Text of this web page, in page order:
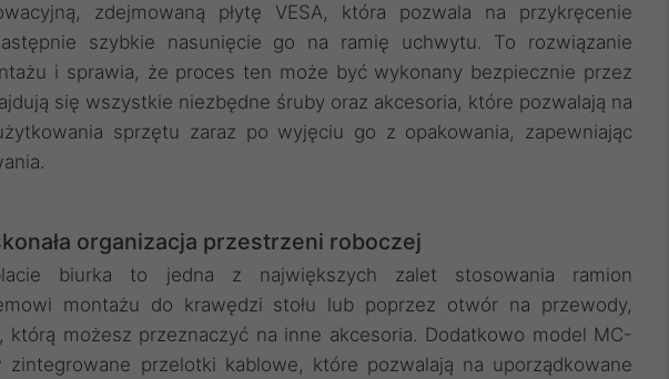
zdejmowaną płytę VESA, która pozwala na przykręcenie
szybkie nasunięcie go na ramię uchwytu. To rozwiązanie
i sprawia, że proces ten może być wykonany bezpiecznie przez
się wszystkie niezbędne śruby oraz akcesoria, które pozwalają na
sprzętu zaraz po wyjęciu go z opakowania, zapewniając
organizacja przestrzeni roboczej
biurka to jedna z największych zalet stosowania ramion
montażu do krawędzi stołu lub poprzez otwór na przewody,
którą możesz przeznaczyć na inne akcesoria. Dodatkowo model MC-
zintegrowane przelotki kablowe, które pozwalają na uporządkowane